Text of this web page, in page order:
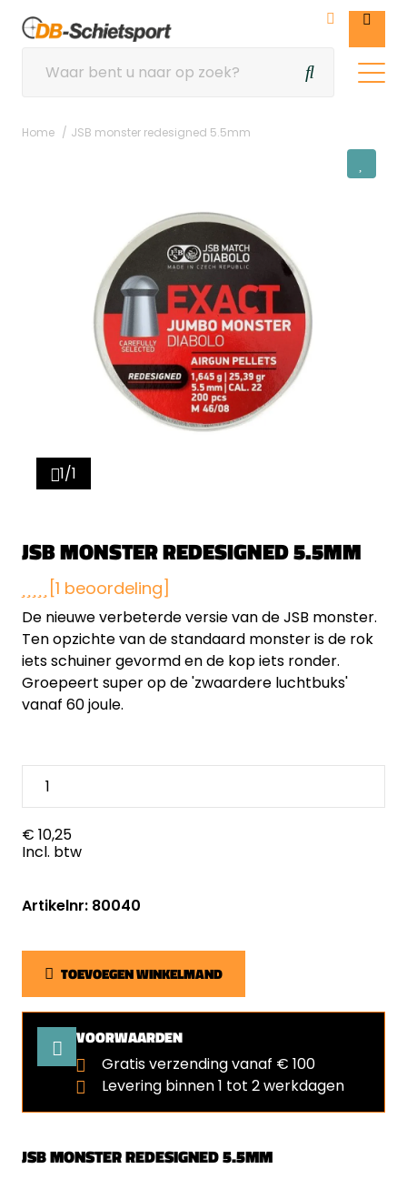
Home JSB monster redesigned 5.5mm
JSB MONSTER REDESIGNED 5.5MM
1/1
JSB MONSTER REDESIGNED 5.5MM
[1 beoordeling]
De nieuwe verbeterde versie van de JSB monster.
Ten opzichte van de standaard monster is de rok
iets schuiner gevormd en de kop iets ronder.
Groepeert super op de 'zwaardere luchtbuks'
vanaf 60 joule.
€ 10,25
Incl. btw
Artikelnr: 80040
TOEVOEGEN WINKELMAND
VOORWAARDEN
Gratis verzending vanaf € 100
Levering binnen 1 tot 2 werkdagen